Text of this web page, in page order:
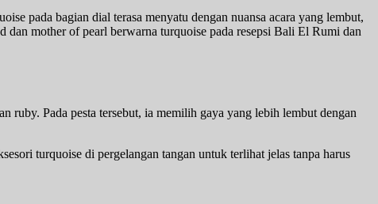
pada bagian dial terasa menyatu dengan nuansa acara yang lembut,
dan mother of pearl berwarna turquoise pada resepsi Bali El Rumi dan
ruby. Pada pesta tersebut, ia memilih gaya yang lebih lembut dengan
turquoise di pergelangan tangan untuk terlihat jelas tanpa harus